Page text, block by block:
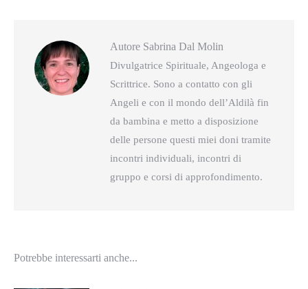
Autore Sabrina Dal Molin
Divulgatrice Spirituale, Angeologa e
Scrittrice. Sono a contatto con gli
Angeli e con il mondo dell’Aldilà fin
da bambina e metto a disposizione
delle persone questi miei doni tramite
incontri individuali, incontri di
gruppo e corsi di approfondimento.
Potrebbe interessarti anche...